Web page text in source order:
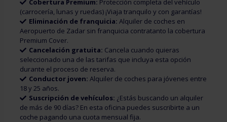
Cobertura Premium: Protección completa del vehículo
(carrocería, lunas y ruedas) ¡Viaja tranquilo y con garantías!
Eliminación de franquicia: Alquiler de coches en
Aeropuerto de Zadar sin franquicia contratanto la cobertura
Premium Cover.
Cancelación gratuita: Cancela cuando quieras
seleccionado una de las tarifas que incluya esta opción
durante el proceso de reserva.
Conductor joven: Alquiler de coches para jóvenes entre
18 y 25 años.
Suscripción de vehículos: ¿Estás buscando un alquiler
de más de 90 días? En esta oficina puedes suscribirte a un
coche pagando una cuota mensual fija.